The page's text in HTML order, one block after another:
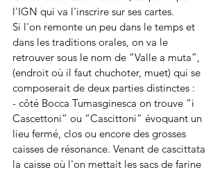
l'IGN qui va l'inscrire sur ses cartes.
Si l'on remonte un peu dans le temps et
dans les traditions orales, on va le
retrouver sous le nom de “Valle a muta”,
(endroit où il faut chuchoter, muet) qui se
composerait de deux parties distinctes :
- côté Bocca Tumasginesca on trouve “i
Cascettoni” ou “Cascittoni” évoquant un
lieu fermé, clos ou encore des grosses
caisses de résonance. Venant de cascittata
la caisse où l'on mettait les sacs de farine